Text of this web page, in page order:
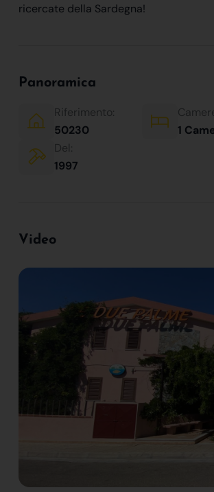
ricercate della Sardegna!
Panoramica
Riferimento:
50230
1
Del:
1997
Video